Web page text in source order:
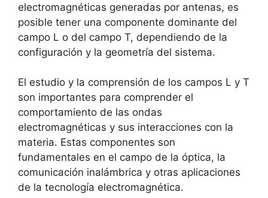
electromagnéticas generadas por antenas, es
posible tener una componente dominante del
campo L o del campo T, dependiendo de la
configuración y la geometría del sistema.
El estudio y la comprensión de los campos L y T
son importantes para comprender el
comportamiento de las ondas
electromagnéticas y sus interacciones con la
materia. Estas componentes son
fundamentales en el campo de la óptica, la
comunicación inalámbrica y otras aplicaciones
de la tecnología electromagnética.